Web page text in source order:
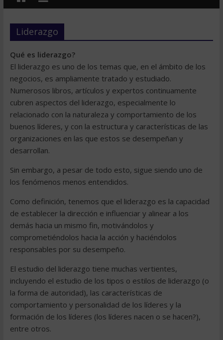
Liderazgo
Qué es liderazgo?
El liderazgo es uno de los temas que, en el ámbito de los
negocios, es ampliamente tratado y estudiado.
Numerosos libros, artículos y expertos continuamente
cubren aspectos del liderazgo, especialmente lo
relacionado con la naturaleza y comportamiento de los
buenos líderes, y con la estructura y características de las
organizaciones en las que estos se desempeñan y
desarrollan.
Sin embargo, a pesar de todo esto, sigue siendo uno de
los fenómenos menos entendidos.
Como definición, tenemos que el liderazgo es la capacidad
de establecer la dirección e influenciar y alinear a los
demás hacia un mismo fin, motivándolos y
comprometiéndolos hacia la acción y haciéndolos
responsables por su desempeño.
El estudio del liderazgo tiene muchas vertientes,
incluyendo el estudio de los tipos o estilos de liderazgo (o
la forma de autoridad), las características de
comportamiento y personalidad de los líderes y la
formación de los líderes (los líderes nacen o se hacen?),
entre otros.